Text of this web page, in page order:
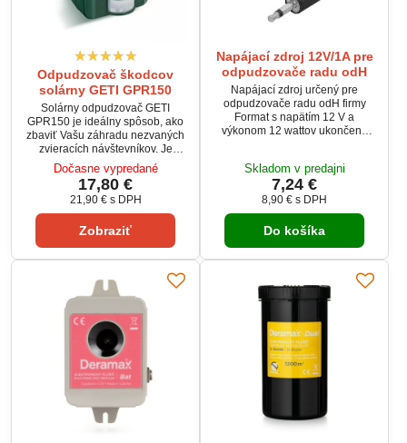
Odpudzovač škodcov
solárny GETI GPR150
Solárny odpudzovač GETI
GPR150 je ideálny spôsob, ako
zbaviť Vašu záhradu nezvaných
zvieracích návštevníkov. Je
kombináciou veľmi účinného
detekčného systému, ktorý pri
detekcii pohybu v dosahu
snímača, spúšťa silné
ultrazvukové vlny a ostré svetlo
na princípe stroboskopu.
zvieracích návštevníkov z Vašej
ekologický, nemá vplyv na
zdravie človeka.
Dočasne vypredané
17,80 €
21,90 € s DPH
Zobraziť
Napájací zdroj 12V/1A pre
odpudzovače radu odH
Napájací zdroj určený pre
odpudzovače radu odH firmy
Format s napätím 12 V a
výkonom 12 wattov ukončený
Skladom v predajni
7,24 €
8,90 € s DPH
Do košíka